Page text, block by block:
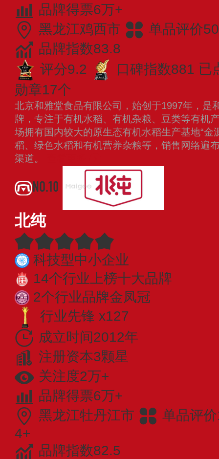
品牌得票6万+
黑龙江鸡西市
单品评价
品牌指数83.8
评分9.2
口碑指数881 已
勋章17个
北京和雅堂食品有限公司，始创于1997年，是
牌，专注于有机水稻、有机杂粮、豆类等有机
场拥有国内较大的原生态有机水稻生产基地“金
稻、绿色水稻和有机营养杂粮等，销售网络遍
渠道。
NO.10
北纯
科技型中小企业
14个行业上榜十大品牌
2个行业品牌金凤冠
行业先锋 x127
成立时间2012年
注册资本3颗星
关注度2万+
品牌得票6万+
黑龙江牡丹江市
单品评
4+
品牌指数82.5